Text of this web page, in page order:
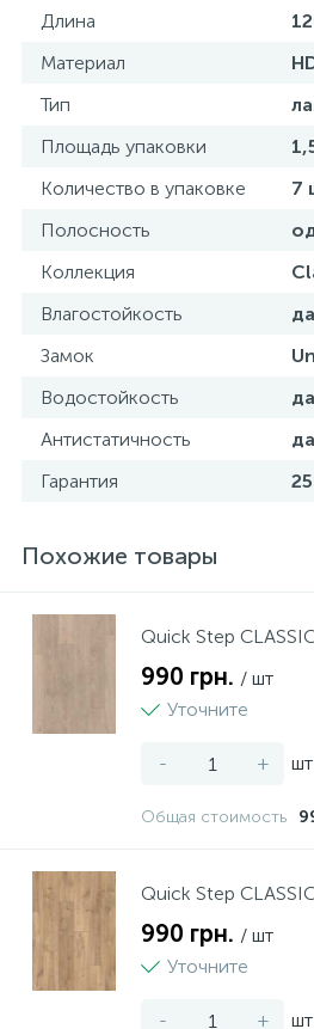
Длина
Материал
Тип
Площадь упаковки
Количество в упаковке
7
Полосность
Коллекция
Влагостойкость
да
Замок
Водостойкость
да
Антистатичность
да
Гарантия
Похожие товары
Quick Step
990 грн. / шт
Уточните
- + шт
Общая стоимость
Quick Step
990 грн. / шт
Уточните
- + шт